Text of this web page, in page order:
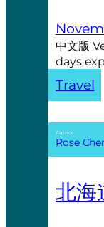
中文版
days
Travel
Author:
Rose
北海